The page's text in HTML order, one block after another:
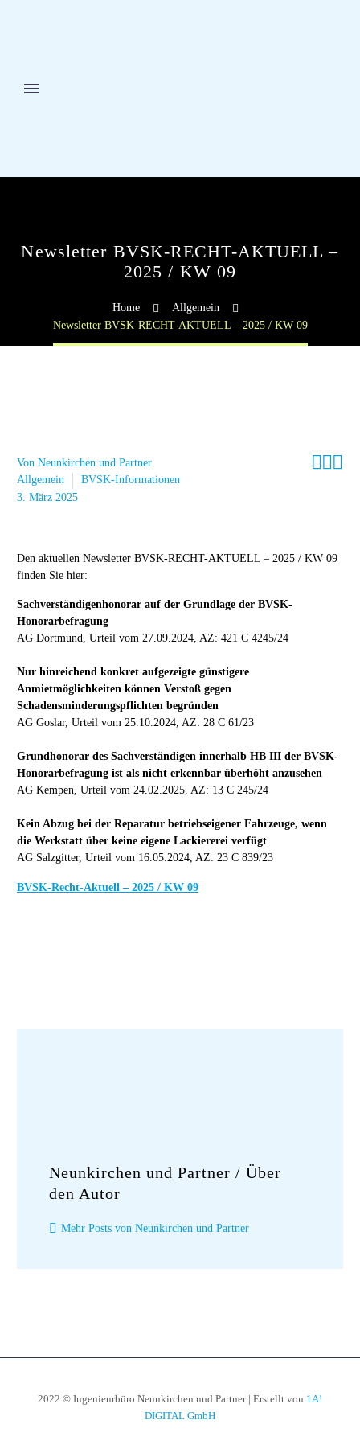
Newsletter BVSK-RECHT-AKTUELL –
2025 / KW 09
Home
Allgemein
Newsletter BVSK-RECHT-AKTUELL – 2025 / KW 09

Von Neunkirchen und Partner
Allgemein
BVSK-Informationen
3. März 2025
Den aktuellen Newsletter BVSK-RECHT-AKTUELL – 2025 / KW 09
finden Sie hier:
Sachverständigenhonorar auf der Grundlage der BVSK-
Honorarbefragung
AG Dortmund, Urteil vom 27.09.2024, AZ: 421 C 4245/24
Nur hinreichend konkret aufgezeigte günstigere
Anmietmöglichkeiten können Verstoß gegen
Schadensminderungspflichten begründen
AG Goslar, Urteil vom 25.10.2024, AZ: 28 C 61/23
Grundhonorar des Sachverständigen innerhalb HB III der BVSK-
Honorarbefragung ist als nicht erkennbar überhöht anzusehen
AG Kempen, Urteil vom 24.02.2025, AZ: 13 C 245/24
Kein Abzug bei der Reparatur betriebseigener Fahrzeuge, wenn
die Werkstatt über keine eigene Lackiererei verfügt
AG Salzgitter, Urteil vom 16.05.2024, AZ: 23 C 839/23
BVSK-Recht-Aktuell – 2025 / KW 09
Neunkirchen und Partner / Über
den Autor
Mehr Posts von Neunkirchen und Partner
2022 © Ingenieurbüro Neunkirchen und Partner | Erstellt von 1A!
DIGITAL GmbH